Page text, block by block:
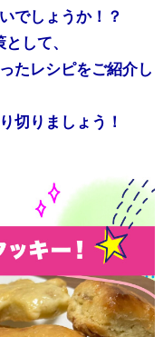
でしょうか！？
して、
たレシピをご紹介し
切りましょう！